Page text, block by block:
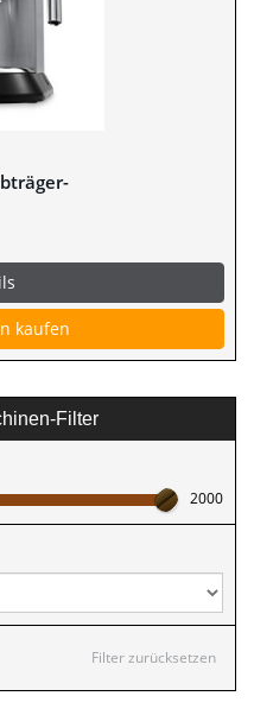
kaufen
Filter
2000
Filter zurücksetzen